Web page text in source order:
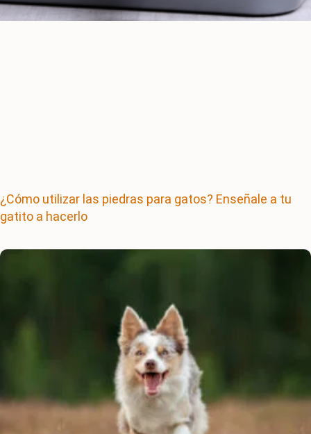
¿Cómo utilizar las piedras para gatos? Enseñale a tu
gatito a hacerlo